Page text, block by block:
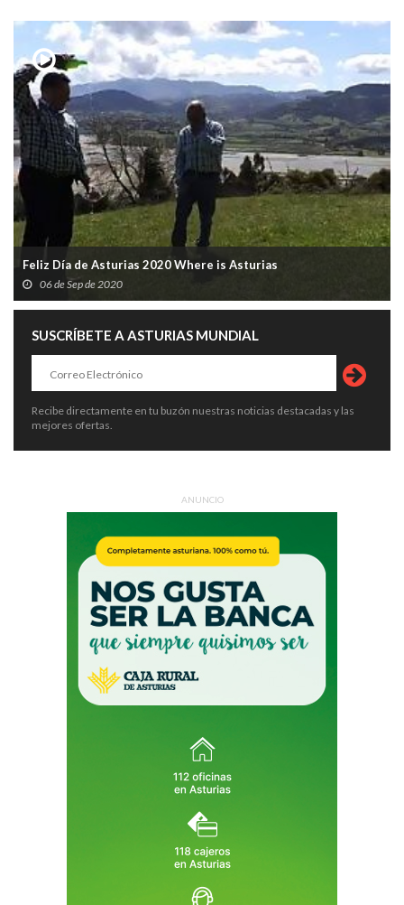
Feliz Día de Asturias 2020 Where is Asturias
06 de Sep de 2020
SUSCRÍBETE A ASTURIAS MUNDIAL
Recibe directamente en tu buzón nuestras noticias destacadas y las
mejores ofertas.
ANUNCIO